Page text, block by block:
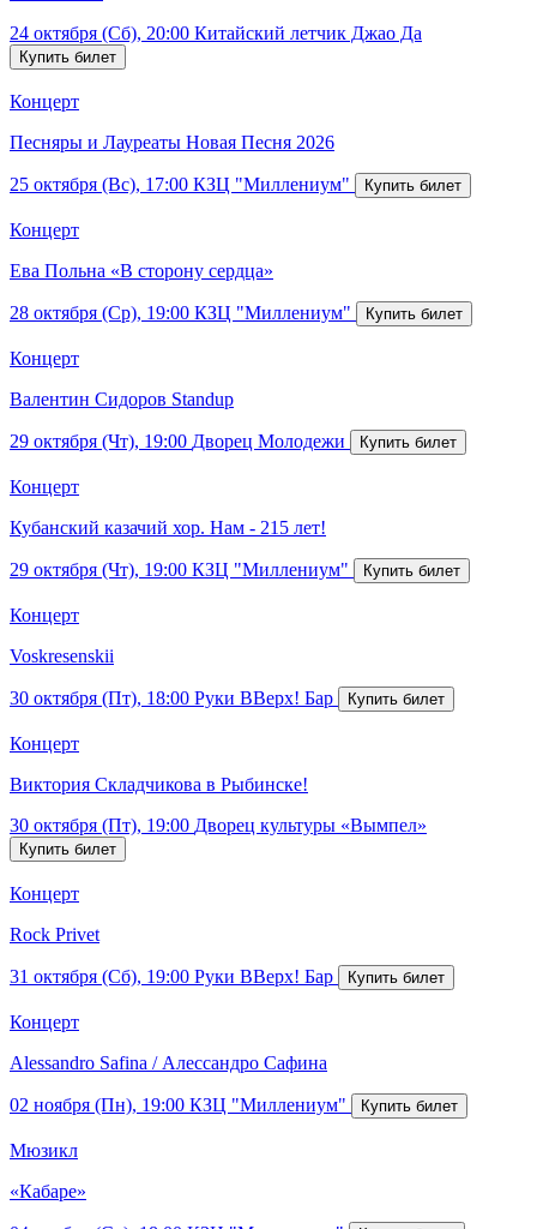
24 октября (Сб), 20:00 Китайский летчик Джао Да
Концерт
Песняры и Лауреаты Новая Песня 2026
25 октября (Вс), 17:00 КЗЦ "Миллениум"
Концерт
Ева Польна «В сторону сердца»
28 октября (Ср), 19:00 КЗЦ "Миллениум"
Концерт
Валентин Сидоров Standup
29 октября (Чт), 19:00 Дворец Молодежи
Концерт
Кубанский казачий хор. Нам - 215 лет!
29 октября (Чт), 19:00 КЗЦ "Миллениум"
Концерт
Voskresenskii
30 октября (Пт), 18:00 Руки ВВерх! Бар
Концерт
Виктория Складчикова в Рыбинске!
30 октября (Пт), 19:00 Дворец культуры «Вымпел»
Концерт
Rock Privet
31 октября (Сб), 19:00 Руки ВВерх! Бар
Концерт
Alessandro Safina / Алессандро Сафина
02 ноября (Пн), 19:00 КЗЦ "Миллениум"
Мюзикл
«Кабаре»